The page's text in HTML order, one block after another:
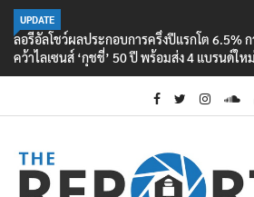
UPDATE
ลอรีอัลโชว์ผลประกอบการครึ่งปีแรกโต 6.5%
คว้าไลเซนส์ ‘กุชชี่’ 50 ปี พร้อมส่ง 4 แบรนด์ใ